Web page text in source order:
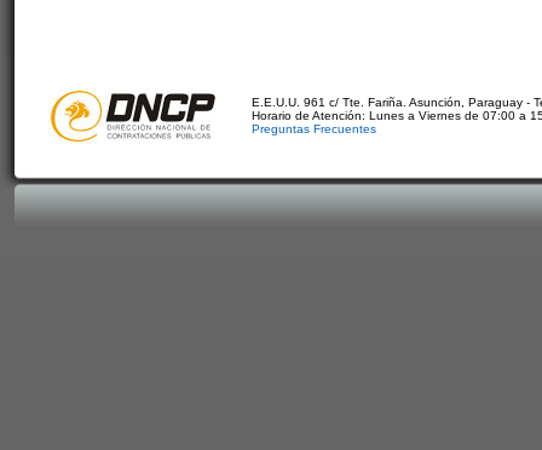
E.E.U.U. 961 c/ Tte. Fariña. Asunción, Paraguay -
Horario de Atención: Lunes a Viernes de 07:00 a
Preguntas Frecuentes